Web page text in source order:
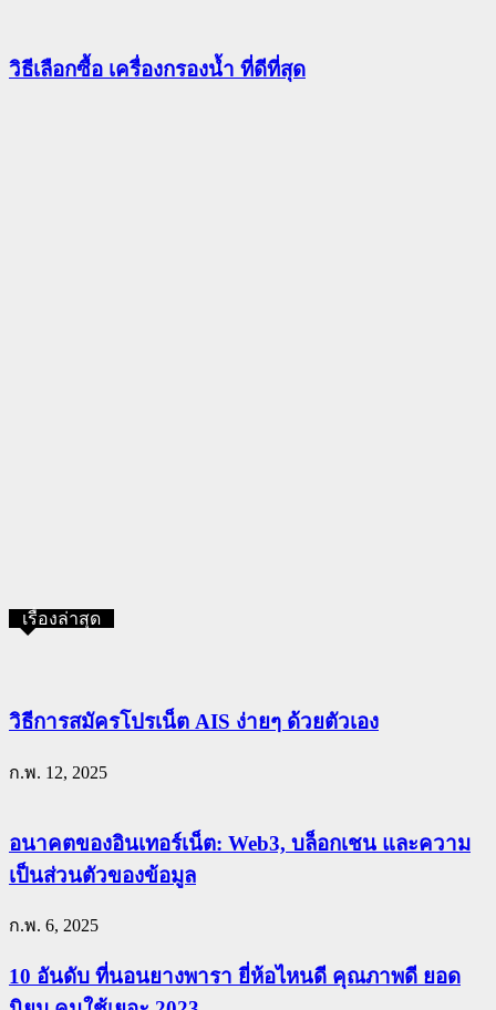
วิธีเลือกซื้อ เครื่องกรองน้ำ ที่ดีที่สุด
เรื่องล่าสุด
วิธีการสมัครโปรเน็ต AIS ง่ายๆ ด้วยตัวเอง
ก.พ. 12, 2025
อนาคตของอินเทอร์เน็ต: Web3, บล็อกเชน และความ
เป็นส่วนตัวของข้อมูล
ก.พ. 6, 2025
10 อันดับ ที่นอนยางพารา ยี่ห้อไหนดี คุณภาพดี ยอด